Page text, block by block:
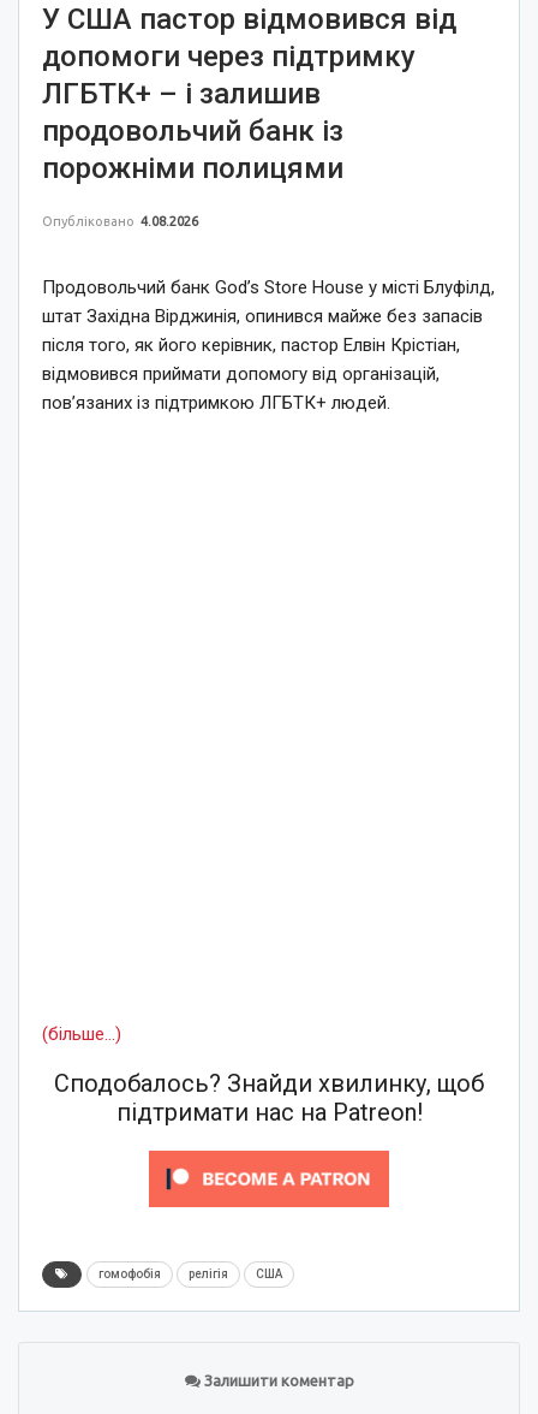
У США пастор відмовився від
допомоги через підтримку
ЛГБТК+ – і залишив
продовольчий банк із
порожніми полицями
Опубліковано 4.08.2026
Продовольчий банк God’s Store House у місті Блуфілд,
штат Західна Вірджинія, опинився майже без запасів
після того, як його керівник, пастор Елвін Крістіан,
відмовився приймати допомогу від організацій,
пов’язаних із підтримкою ЛГБТК+ людей.
(більше…)
Сподобалось? Знайди хвилинку, щоб
підтримати нас на Patreon!
гомофобія релігія США
Залишити коментар